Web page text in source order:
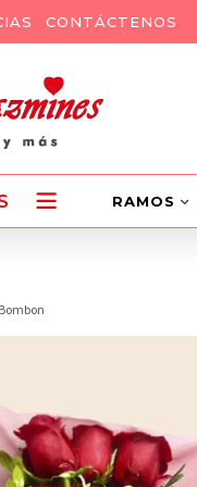
CONTÁCTENOS
RAMOS